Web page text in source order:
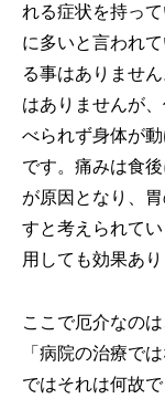
れる症状を持っ
に多いと言われ
る事はありませ
はありませんが
べられず身体が
です。痛みは食
が原因となり、
すと考えられて
用しても効果あり
ここで厄介なの
「病院の治療で
ではそれは何故